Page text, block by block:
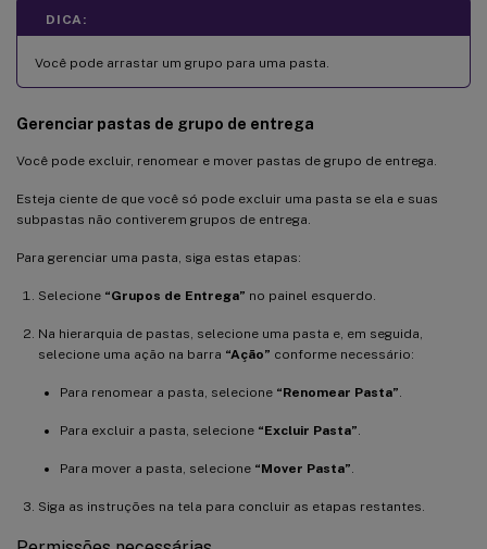
DICA:
Você pode arrastar um grupo para uma pasta.
Gerenciar pastas de grupo de entrega
Você pode excluir, renomear e mover pastas de grupo de entrega.
Esteja ciente de que você só pode excluir uma pasta se ela e suas
subpastas não contiverem grupos de entrega.
Para gerenciar uma pasta, siga estas etapas:
Selecione “Grupos de Entrega” no painel esquerdo.
Na hierarquia de pastas, selecione uma pasta e, em seguida,
selecione uma ação na barra “Ação” conforme necessário:
Para renomear a pasta, selecione “Renomear Pasta”
Para excluir a pasta, selecione “Excluir Pasta”
Para mover a pasta, selecione “Mover Pasta”
Siga as instruções na tela para concluir as etapas restantes.